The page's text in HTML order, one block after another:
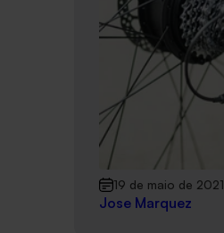
19 de maio de 2021
Jose Marquez